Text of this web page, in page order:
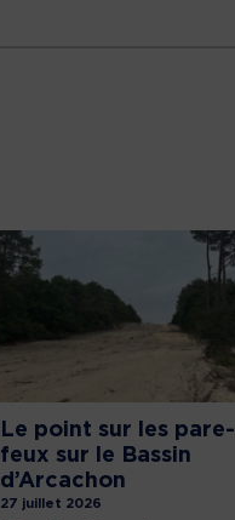
Le point sur les pare-
feux sur le Bassin
d’Arcachon
27 juillet 2026